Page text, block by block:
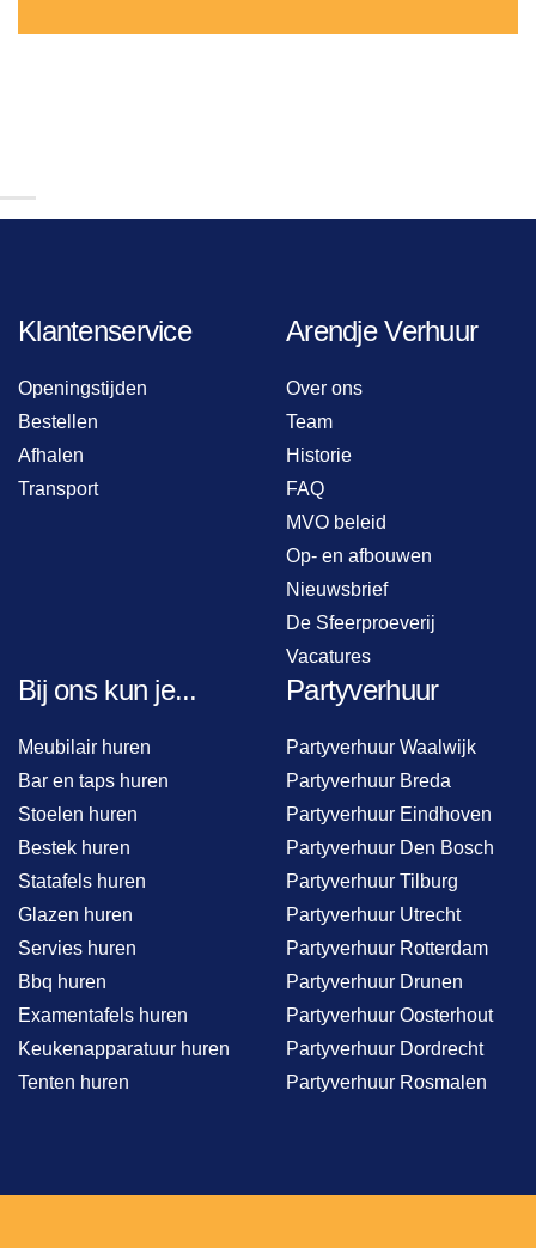
Klantenservice
Openingstijden
Bestellen
Afhalen
Transport
Arendje Verhuur
Over ons
Team
Historie
FAQ
MVO beleid
Op- en afbouwen
Nieuwsbrief
De Sfeerproeverij
Vacatures
Bij ons kun je...
Meubilair huren
Bar en taps huren
Stoelen huren
Bestek huren
Statafels huren
Glazen huren
Servies huren
Bbq huren
Examentafels huren
Keukenapparatuur huren
Tenten huren
Partyverhuur
Partyverhuur Waalwijk
Partyverhuur Breda
Partyverhuur Eindhoven
Partyverhuur Den Bosch
Partyverhuur Tilburg
Partyverhuur Utrecht
Partyverhuur Rotterdam
Partyverhuur Drunen
Partyverhuur Oosterhout
Partyverhuur Dordrecht
Partyverhuur Rosmalen